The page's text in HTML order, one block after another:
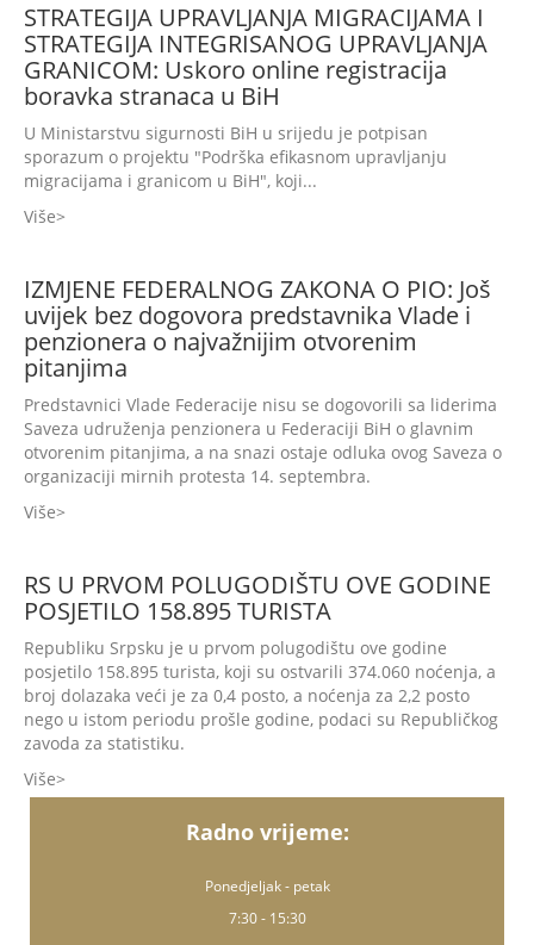
STRATEGIJA UPRAVLJANJA MIGRACIJAMA I
STRATEGIJA INTEGRISANOG UPRAVLJANJA
GRANICOM: Uskoro online registracija
boravka stranaca u BiH
U Ministarstvu sigurnosti BiH u srijedu je potpisan
sporazum o projektu "Podrška efikasnom upravljanju
migracijama i granicom u BiH", koji...
Više
IZMJENE FEDERALNOG ZAKONA O PIO: Još
uvijek bez dogovora predstavnika Vlade i
penzionera o najvažnijim otvorenim
pitanjima
Predstavnici Vlade Federacije nisu se dogovorili sa liderima
Saveza udruženja penzionera u Federaciji BiH o glavnim
otvorenim pitanjima, a na snazi ostaje odluka ovog Saveza o
organizaciji mirnih protesta 14. septembra.
Više
RS U PRVOM POLUGODIŠTU OVE GODINE
POSJETILO 158.895 TURISTA
Republiku Srpsku je u prvom polugodištu ove godine
posjetilo 158.895 turista, koji su ostvarili 374.060 noćenja, a
broj dolazaka veći je za 0,4 posto, a noćenja za 2,2 posto
nego u istom periodu prošle godine, podaci su Republičkog
zavoda za statistiku.
Više
Radno vrijeme:
Ponedjeljak - petak
7:30 - 15:30